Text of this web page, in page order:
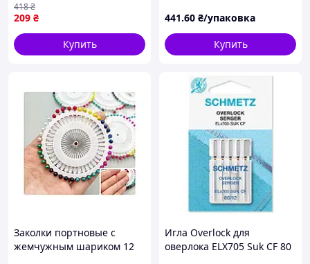
поездках компактный и
удобный
209 ₴
418₴
Купить
шт/уп 48 размер (32 см)
441.60 ₴/упаковка
Купить
Заколки портновые с
жемчужным шариком 12
Игла Overlock для
оверлока ELX705 Suk CF 80